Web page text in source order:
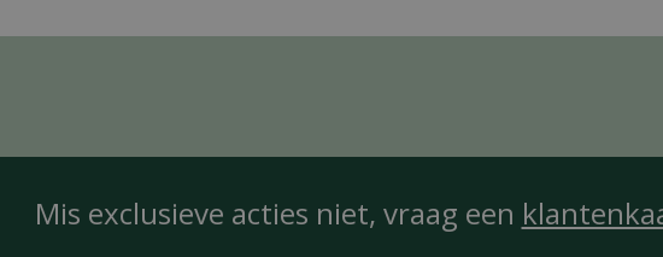
Mis exclusieve acties niet, vraag een